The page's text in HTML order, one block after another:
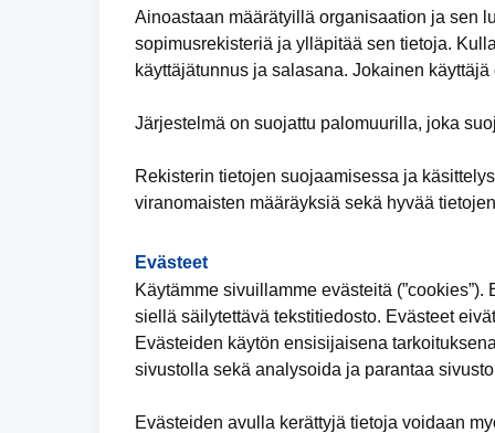
Ainoastaan määrätyillä organisaation ja sen
sopimusrekisteriä ja ylläpitää sen tietoja.
käyttäjätunnus ja salasana. Jokainen
Järjestelmä on suojattu palomuurilla, joka
Rekisterin tietojen suojaamisessa ja
viranomaisten määräyksiä sekä hyvää
Evästeet
Käytämme sivuillamme evästeitä
siellä säilytettävä tekstitiedosto. Evästeet
Evästeiden käytön ensisijaisena
sivustolla sekä analysoida ja parantaa
Evästeiden avulla kerättyjä tietoja voidaan